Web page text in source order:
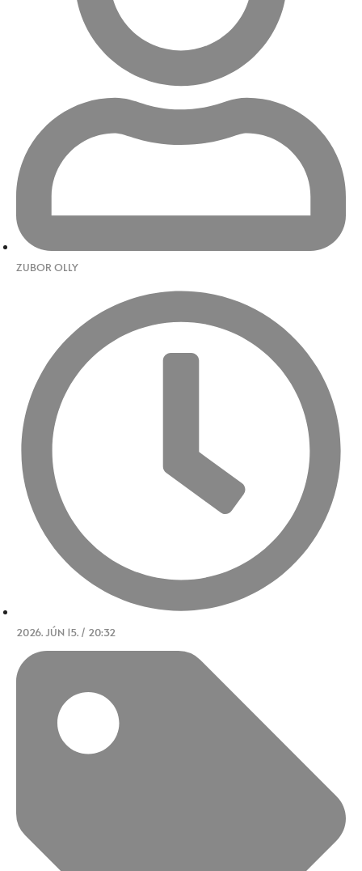
ZUBOR OLLY
2026. JÚN 15. / 20:32